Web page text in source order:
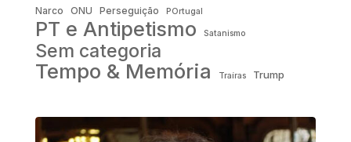
Narco ONU Perseguição POrtugal
PT e Antipetismo Satanismo
Sem categoria
Tempo & Memória Traíras Trump